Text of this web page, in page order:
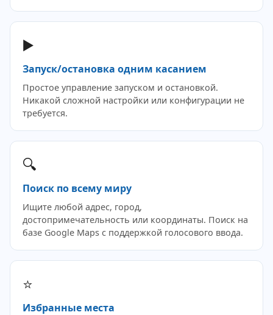
▶️
Запуск/остановка одним касанием
Простое управление запуском и остановкой.
Никакой сложной настройки или конфигурации не
требуется.
🔍
Поиск по всему миру
Ищите любой адрес, город,
достопримечательность или координаты. Поиск на
базе Google Maps с поддержкой голосового ввода.
⭐
Избранные места